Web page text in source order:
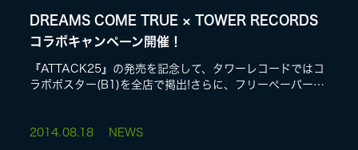
DREAMS COME TRUE × TOWER RECORDS
コラボキャンペーン開催！
『ATTACK25』の発売を記念して、タワーレコードではコ
ラボポスター(B1)を全店で掲出!さらに、フリーペーパーも
2014. 08.18 NEWS